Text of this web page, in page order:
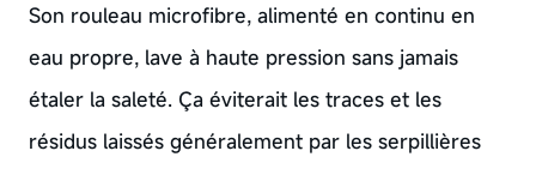
Son rouleau microfibre, alimenté en continu en
eau propre, lave à haute pression sans jamais
étaler la saleté. Ça éviterait les traces et les
résidus laissés généralement par les serpillières